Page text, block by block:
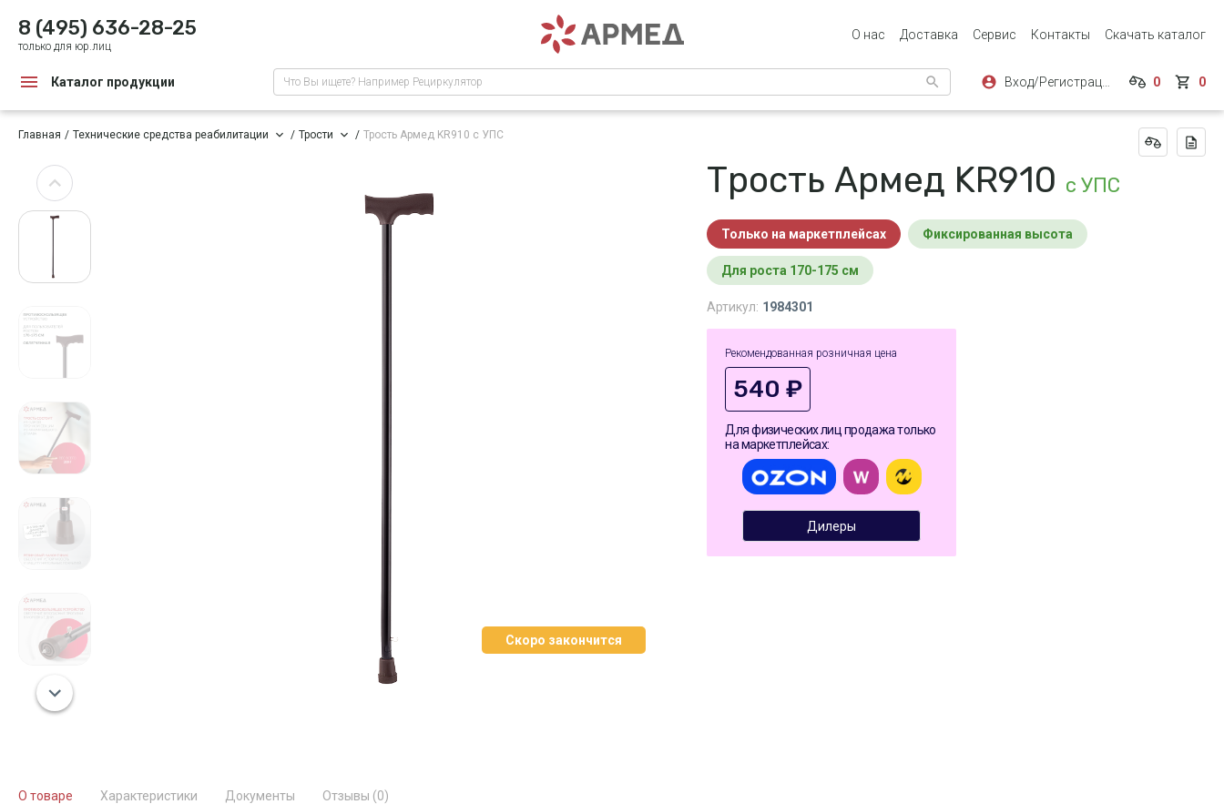
8 (495) 636-28-25
только для юр.лиц
О нас Доставка Сервис Контакты Скачать каталог
Каталог продукции Что Вы ищете? Например Рециркулятор 0 0
Главная Технические средства реабилитации Трости Трость Армед KR910 с УПС
Скоро закончится
Трость Армед KR910 с УПС
Только на маркетплейсах фиксированная высота
для роста 170-175 см
Артикул: 1984301
Рекомендованная розничная цена
540 ₽
Для физических лиц продажа только
на маркетплейсах:
Дилеры
О товаре Характеристики Документы Отзывы (0)